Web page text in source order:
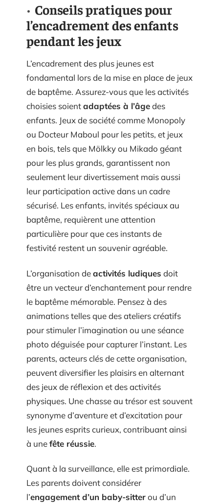
Conseils pratiques pour
l’encadrement des enfants
pendant les jeux
L’encadrement des plus jeunes est
fondamental lors de la mise en place de jeux
de baptême. Assurez-vous que les activités
choisies soientadaptées à l’âgedes
enfants. Jeux de société comme Monopoly
ou Docteur Maboul pour les petits, et jeux
en bois, tels que Mölkky ou Mikado géant
pour les plus grands, garantissent non
seulement leur divertissement mais aussi
leur participation active dans un cadre
sécurisé. Les enfants, invités spéciaux au
baptême, requièrent une attention
particulière pour que ces instants de
festivité restent un souvenir agréable.
L’organisation deactivités ludiques doit
être un vecteur d’enchantement pour rendre
le baptême mémorable. Pensez à des
animations telles que des ateliers créatifs
pour stimuler l’imagination ou une séance
photo déguisée pour capturer l’instant. Les
parents, acteurs clés de cette organisation,
peuvent diversifier les plaisirs en alternant
des jeux de réflexion et des activités
physiques. Une chasse au trésor est souvent
synonyme d’aventure et d’excitation pour
les jeunes esprits curieux, contribuant ainsi
à unefête réussie.
Quant à la surveillance, elle est primordiale.
Les parents doivent considérer
l’engagement d’un baby-sitterou d’un